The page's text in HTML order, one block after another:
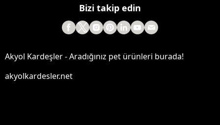
Bizi takip edin
Akyol Kardeşler - Aradığınız pet ürünleri burada!
akyolkardesler.net